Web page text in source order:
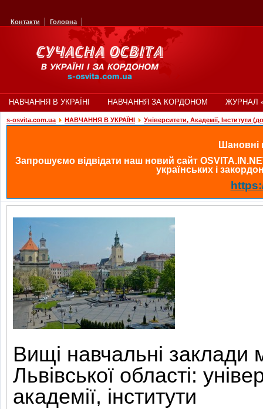
Контакти Головна
НАВЧАННЯ В УКРАЇНІ НАВЧАННЯ ЗА КОРДОНОМ ЖУРНАЛ
s-osvita.com.ua НАВЧАННЯ В УКРАЇНІ Університети, Академії, Інститути
Шановні
Запрошуємо відвідати наш новий сайт
українських і
Вищі навчальні заклади
Львівської області:
академії, інститути